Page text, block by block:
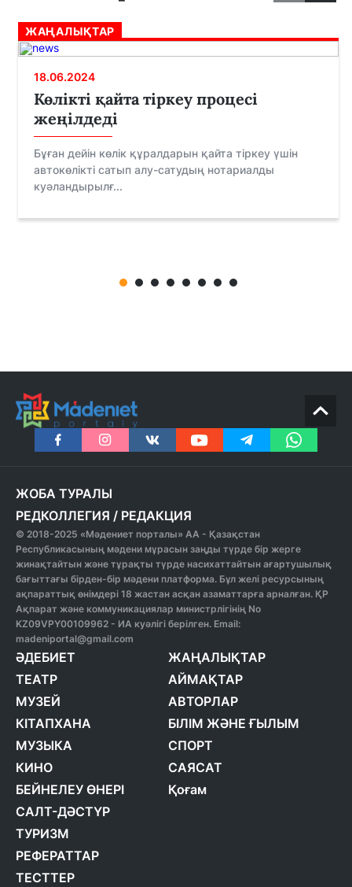
ЖАҢАЛЫҚТАР
18.06.2024
Көлікті қайта тіркеу процесі
жеңілдеді
Бұған дейін көлік құралдарын қайта тіркеу үшін
автокөлікті сатып алу-сатудың нотариалды
куәландырылғ...
ЖОБА ТУРАЛЫ
РЕДКОЛЛЕГИЯ / РЕДАКЦИЯ
© 2018-2025 «Мәдениет порталы» АА - Қазақстан
Республикасының мәдени мұрасын заңды түрде бір жерге
жинақтайтын және тұрақты түрде насихаттайтын ағартушылық
бағыттағы бірден-бір мәдени платформа. Бұл желі ресурсының
ақпараттық өнімдері 18 жастан асқан азаматтарға арналған. ҚР
Ақпарат және коммуникациялар министрлігінің No
KZ09VPY00109962 - ИА куәлігі берілген. Email:
madeniportal@gmail.com
ӘДЕБИЕТ
ТЕАТР
МУЗЕЙ
КІТАПХАНА
МУЗЫКА
КИНО
БЕЙНЕЛЕУ ӨНЕРІ
САЛТ-ДӘСТҮР
ТУРИЗМ
РЕФЕРАТТАР
ТЕСТТЕР
ЖАҢАЛЫҚТАР
АЙМАҚТАР
АВТОРЛАР
БІЛІМ ЖӘНЕ ҒЫЛЫМ
СПОРТ
САЯСАТ
Қоғам